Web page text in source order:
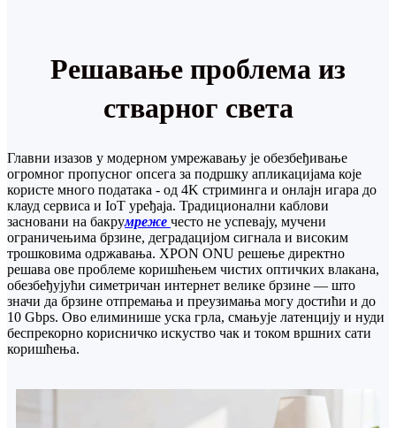
Решавање проблема из
стварног света
Главни изазов у ​​модерном умрежавању је обезбеђивање
огромног пропусног опсега за подршку апликацијама које
користе много података - од 4K стриминга и онлајн игара до
клауд сервиса и IoT уређаја. Традиционални каблови
засновани на бакрумреже често не успевају, мучени
ограничењима брзине, деградацијом сигнала и високим
трошковима одржавања. XPON ONU решење директно
решава ове проблеме коришћењем чистих оптичких влакана,
обезбеђујући симетричан интернет велике брзине — што
значи да брзине отпремања и преузимања могу достићи и до
10 Gbps. Ово елиминише уска грла, смањује латенцију и нуди
беспрекорно корисничко искуство чак и током вршних сати
коришћења.